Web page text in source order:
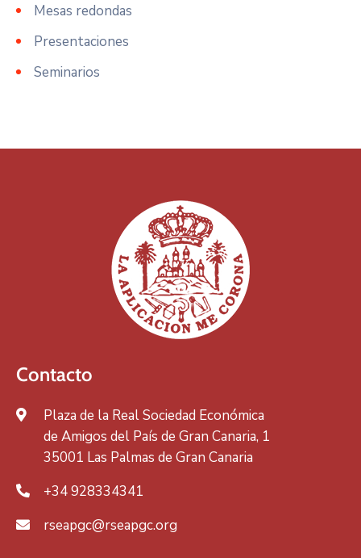
Mesas redondas
Presentaciones
Seminarios
Contacto
Plaza de la Real Sociedad Económica
de Amigos del País de Gran Canaria, 1
35001 Las Palmas de Gran Canaria
+34 928334341
rseapgc@rseapgc.org